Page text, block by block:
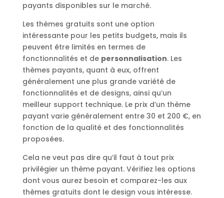
payants disponibles sur le marché.
Les thèmes gratuits sont une option
intéressante pour les petits budgets, mais ils
peuvent être limités en termes de
fonctionnalités et de personnalisation. Les
thèmes payants, quant à eux, offrent
généralement une plus grande variété de
fonctionnalités et de designs, ainsi qu’un
meilleur support technique. Le prix d’un thème
payant varie généralement entre 30 et 200 €, en
fonction de la qualité et des fonctionnalités
proposées.
Cela ne veut pas dire qu’il faut à tout prix
privilégier un thème payant. Vérifiez les options
dont vous aurez besoin et comparez-les aux
thèmes gratuits dont le design vous intéresse.